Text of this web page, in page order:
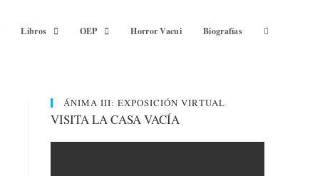
Libros OEP Horror Vacui Biografías
ÁNIMA III: EXPOSICIÓN VIRTUAL
VISITA LA CASA VACÍA